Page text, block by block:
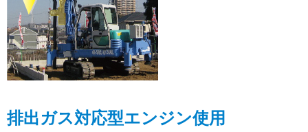
排出ガス対応型エンジン使用